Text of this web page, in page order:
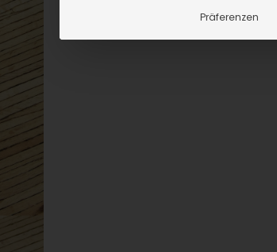
Präferenzen